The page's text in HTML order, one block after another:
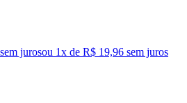
jurosou 1x de R$ 19,96 sem juros